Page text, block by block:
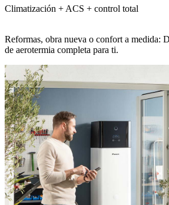
Climatización + ACS + control total
Reformas, obra nueva o confort a medida:
de aerotermia completa para ti.